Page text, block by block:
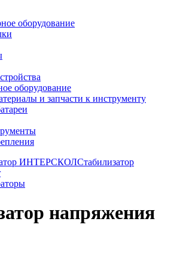
оборудование
оборудование
и запчасти к инструменту
ИНТЕРСКОЛСтабилизатор
напряжения